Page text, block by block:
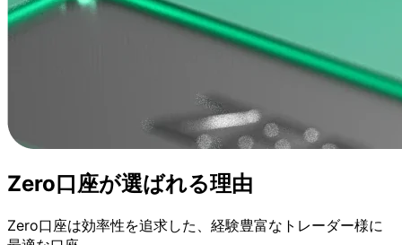
Zero口座が選ばれる理由
Zero口座は効率性を追求した、 経験豊富な トレーダー様に